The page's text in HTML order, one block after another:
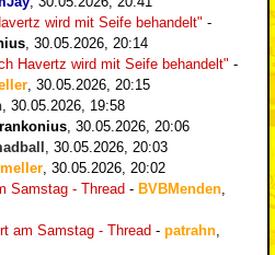
wird mit Seife behandelt" -
30.05.2026, 20:14
Havertz wird mit Seife behandelt" -
30.05.2026, 20:15
30.05.2026, 19:58
30.05.2026, 20:06
30.05.2026, 20:03
30.05.2026, 20:02
Samstag - Thread - BVBMenden
am Samstag - Thread - patrahn